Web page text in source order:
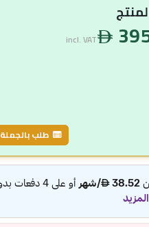
incl. VAT
طلب بالجملة